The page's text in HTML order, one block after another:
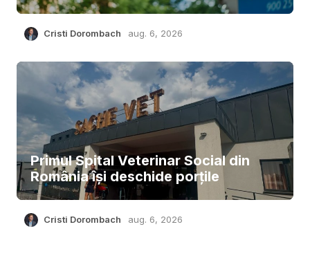
Cristi Dorombach aug. 6, 2026
Primul Spital Veterinar Social din
România își deschide porțile
Cristi Dorombach aug. 6, 2026